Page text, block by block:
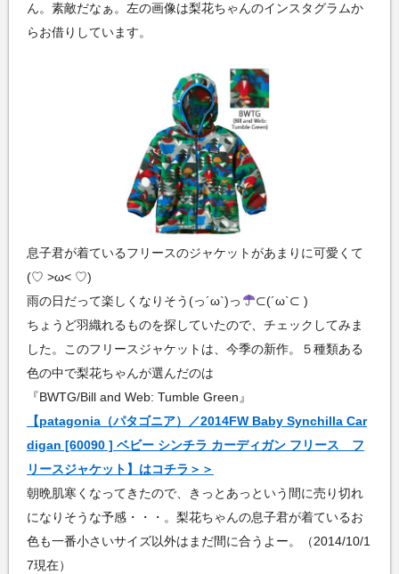
ん。素敵だなぁ。左の画像は梨花ちゃんのインスタグラムか
らお借りしています。
息子君が着ているフリースのジャケットがあまりに可愛くて
(♡ >ω< ♡)
雨の日だって楽しくなりそう(っ´ω`)っ
⊂(´ω`⊂ )
ちょうど羽織れるものを探していたので、チェックしてみま
した。このフリースジャケットは、今季の新作。５種類ある
色の中で梨花ちゃんが選んだのは
『BWTG/Bill and Web: Tumble Green』
【patagonia（パタゴニア）／2014FW Baby Synchilla Car
digan [60090 ] ベビー シンチラ カーディガン フリース フ
リースジャケット】はコチラ＞＞
朝晩肌寒くなってきたので、きっとあっという間に売り切れ
になりそうな予感・・・。梨花ちゃんの息子君が着ているお
色も一番小さいサイズ以外はまだ間に合うよー。（2014/10/1
7現在）